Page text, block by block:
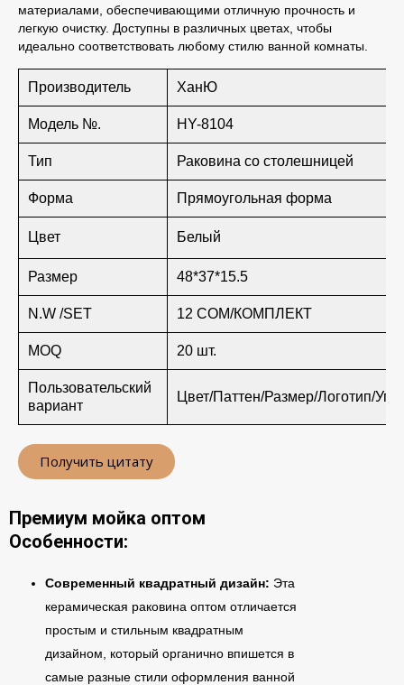
материалами, обеспечивающими отличную прочность и
легкую очистку. Доступны в различных цветах, чтобы
идеально соответствовать любому стилю ванной комнаты.
Производитель ХанЮ
Модель №. HY-8104
Тип Раковина со столешницей
Форма Прямоугольная форма
Цвет Белый
Размер 48*37*15.5
N.W /SET 12 СОМ/КОМПЛЕКТ
MOQ 20 шт.
Пользовательский
вариант
Цвет/Паттен/Размер/Логотип/
Получить цитату
Премиум мойка оптом
Особенности:
Современный квадратный дизайн: Эта
керамическая раковина оптом отличается
простым и стильным квадратным
дизайном, который органично впишется в
самые разные стили оформления ванной